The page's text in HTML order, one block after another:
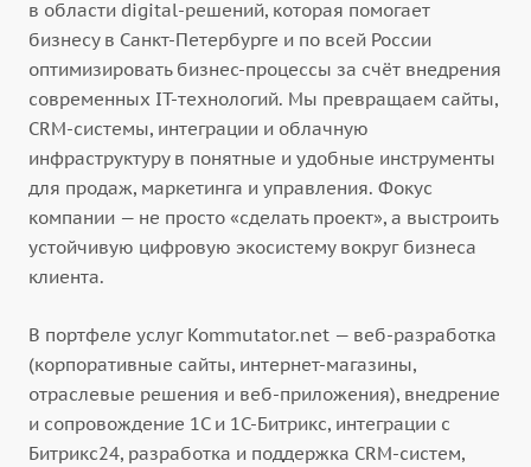
в области digital-решений, которая помогает
бизнесу в Санкт-Петербурге и по всей России
оптимизировать бизнес-процессы за счёт внедрения
современных IT-технологий. Мы превращаем сайты,
CRM-системы, интеграции и облачную
инфраструктуру в понятные и удобные инструменты
для продаж, маркетинга и управления. Фокус
компании — не просто «сделать проект», а выстроить
устойчивую цифровую экосистему вокруг бизнеса
клиента.
В портфеле услуг Kommutator.net — веб-разработка
(корпоративные сайты, интернет-магазины,
отраслевые решения и веб-приложения), внедрение
и сопровождение 1С и 1С-Битрикс, интеграции с
Битрикс24, разработка и поддержка CRM-систем,